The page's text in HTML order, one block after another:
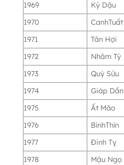
1969
Kỷ Dậu
1970
CanhTuất
1971
Tân Hợi
1972
Nhâm Tý
1973
Quý Sửu
1974
Giáp Dần
1975
Ất Mão
1976
BínhThìn
1977
Đinh Tỵ
1978
Mậu Ngọ